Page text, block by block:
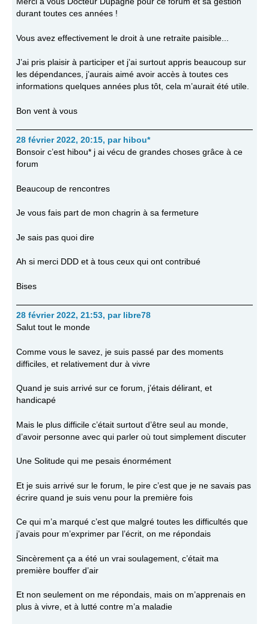
durant toutes ces années !
Vous avez effectivement le droit à une retraite paisible...
J’ai pris plaisir à participer et j’ai surtout appris beaucoup sur
les dépendances, j’aurais aimé avoir accès à toutes ces
informations quelques années plus tôt, cela m’aurait été utile.
Bon vent à vous
28 février 2022, 20:15, par hibou*
Bonsoir c’est hibou* j ai vécu de grandes choses grâce à ce
forum
Beaucoup de rencontres
Je vous fais part de mon chagrin à sa fermeture
Je sais pas quoi dire
Ah si merci DDD et à tous ceux qui ont contribué
Bises
28 février 2022, 21:53, par libre78
Salut tout le monde
Comme vous le savez, je suis passé par des moments
difficiles, et relativement dur à vivre
Quand je suis arrivé sur ce forum, j’étais délirant, et
handicapé
Mais le plus difficile c’était surtout d’être seul au monde,
d’avoir personne avec qui parler où tout simplement discuter
Une Solitude qui me pesais énormément
Et je suis arrivé sur le forum, le pire c’est que je ne savais pas
écrire quand je suis venu pour la première fois
Ce qui m’a marqué c’est que malgré toutes les difficultés que
j’avais pour m’exprimer par l’écrit, on me répondais
Sincèrement ça a été un vrai soulagement, c’était ma
première bouffer d’air
Et non seulement on me répondais, mais on m’apprenais en
plus à vivre, et à lutté contre m’a maladie